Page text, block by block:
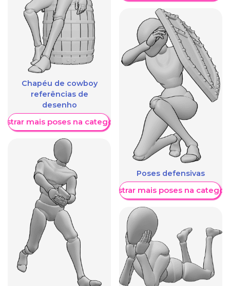
Chapéu de cowboy
referências de
desenho
mais poses na categoria
Poses defensivas
Mostrar mais poses na